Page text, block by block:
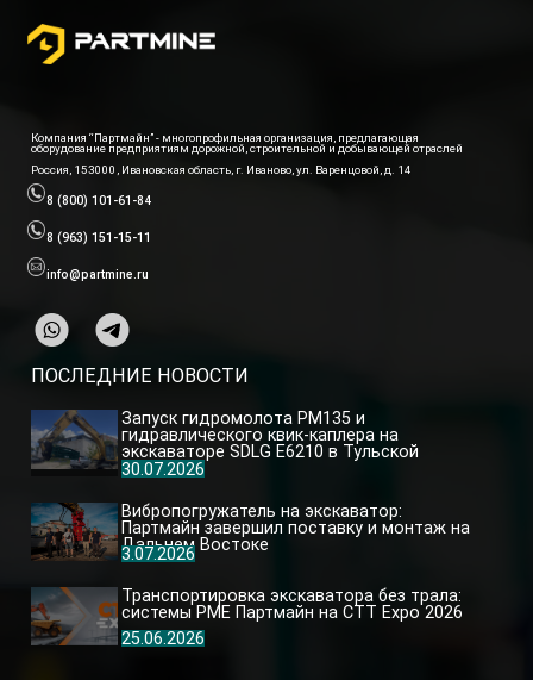
Компания “Партмайн” - многопрофильная организация, предлагающая
оборудование предприятиям дорожной, строительной и добывающей отраслей
Россия, 153000, Ивановская область, г. Иваново, ул. Варенцовой, д. 14
8 (800) 101-61-84
8 (963) 151-15-11
info@partmine.ru
ПОСЛЕДНИЕ НОВОСТИ
Запуск гидромолота PM135 и
гидравлического квик-каплера на
экскаваторе SDLG E6210 в Тульской
области
30.07.2026
Вибропогружатель на экскаватор:
Партмайн завершил поставку и монтаж на
Дальнем Востоке
3.07.2026
Транспортировка экскаватора без трала:
системы PME Партмайн на CTT Expo 2026
25.06.2026